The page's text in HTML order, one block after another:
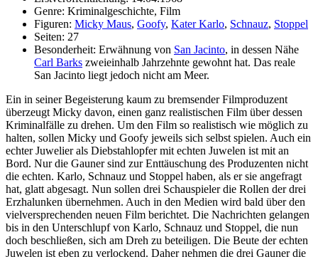
Genre: Kriminalgeschichte, Film
Figuren: Micky Maus, Goofy, Kater Karlo, Schnauz, Stoppel
Seiten: 27
Besonderheit: Erwähnung von San Jacinto, in dessen Nähe
Carl Barks zweieinhalb Jahrzehnte gewohnt hat. Das reale
San Jacinto liegt jedoch nicht am Meer.
Ein in seiner Begeisterung kaum zu bremsender Filmproduzent
überzeugt Micky davon, einen ganz realistischen Film über dessen
Kriminalfälle zu drehen. Um den Film so realistisch wie möglich zu
halten, sollen Micky und Goofy jeweils sich selbst spielen. Auch ein
echter Juwelier als Diebstahlopfer mit echten Juwelen ist mit an
Bord. Nur die Gauner sind zur Enttäuschung des Produzenten nicht
die echten. Karlo, Schnauz und Stoppel haben, als er sie angefragt
hat, glatt abgesagt. Nun sollen drei Schauspieler die Rollen der drei
Erzhalunken übernehmen. Auch in den Medien wird bald über den
vielversprechenden neuen Film berichtet. Die Nachrichten gelangen
bis in den Unterschlupf von Karlo, Schnauz und Stoppel, die nun
doch beschließen, sich am Dreh zu beteiligen. Die Beute der echten
Juwelen ist eben zu verlockend. Daher nehmen die drei Gauner die